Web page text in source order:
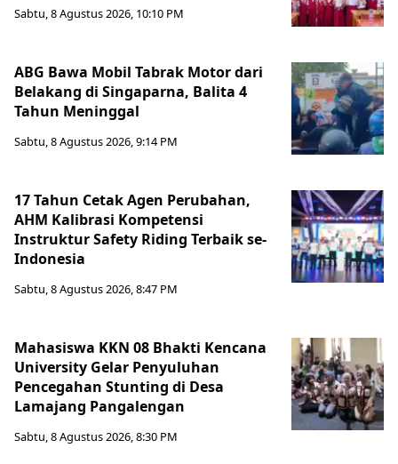
Sabtu, 8 Agustus 2026, 10:10 PM
ABG Bawa Mobil Tabrak Motor dari
Belakang di Singaparna, Balita 4
Tahun Meninggal
Sabtu, 8 Agustus 2026, 9:14 PM
17 Tahun Cetak Agen Perubahan,
AHM Kalibrasi Kompetensi
Instruktur Safety Riding Terbaik se-
Indonesia
Sabtu, 8 Agustus 2026, 8:47 PM
Mahasiswa KKN 08 Bhakti Kencana
University Gelar Penyuluhan
Pencegahan Stunting di Desa
Lamajang Pangalengan
Sabtu, 8 Agustus 2026, 8:30 PM